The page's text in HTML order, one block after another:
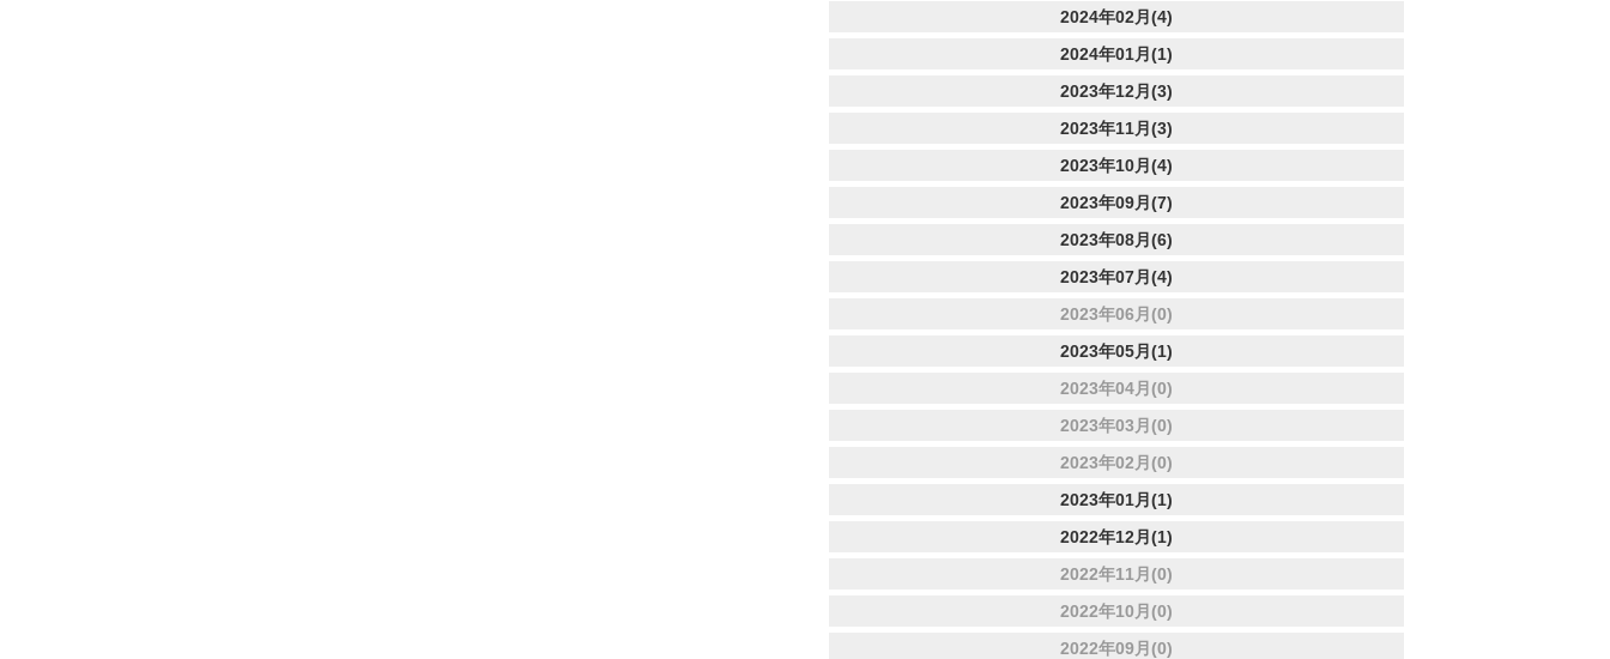
2024年02月(4)
2024年01月(1)
2023年12月(3)
2023年11月(3)
2023年10月(4)
2023年09月(7)
2023年08月(6)
2023年07月(4)
2023年06月(0)
2023年05月(1)
2023年04月(0)
2023年03月(0)
2023年02月(0)
2023年01月(1)
2022年12月(1)
2022年11月(0)
2022年10月(0)
2022年09月(0)